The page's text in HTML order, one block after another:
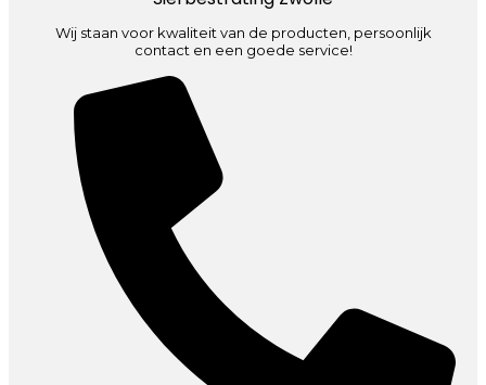
Wij staan voor kwaliteit van de producten, persoonlijk
contact en een goede service!